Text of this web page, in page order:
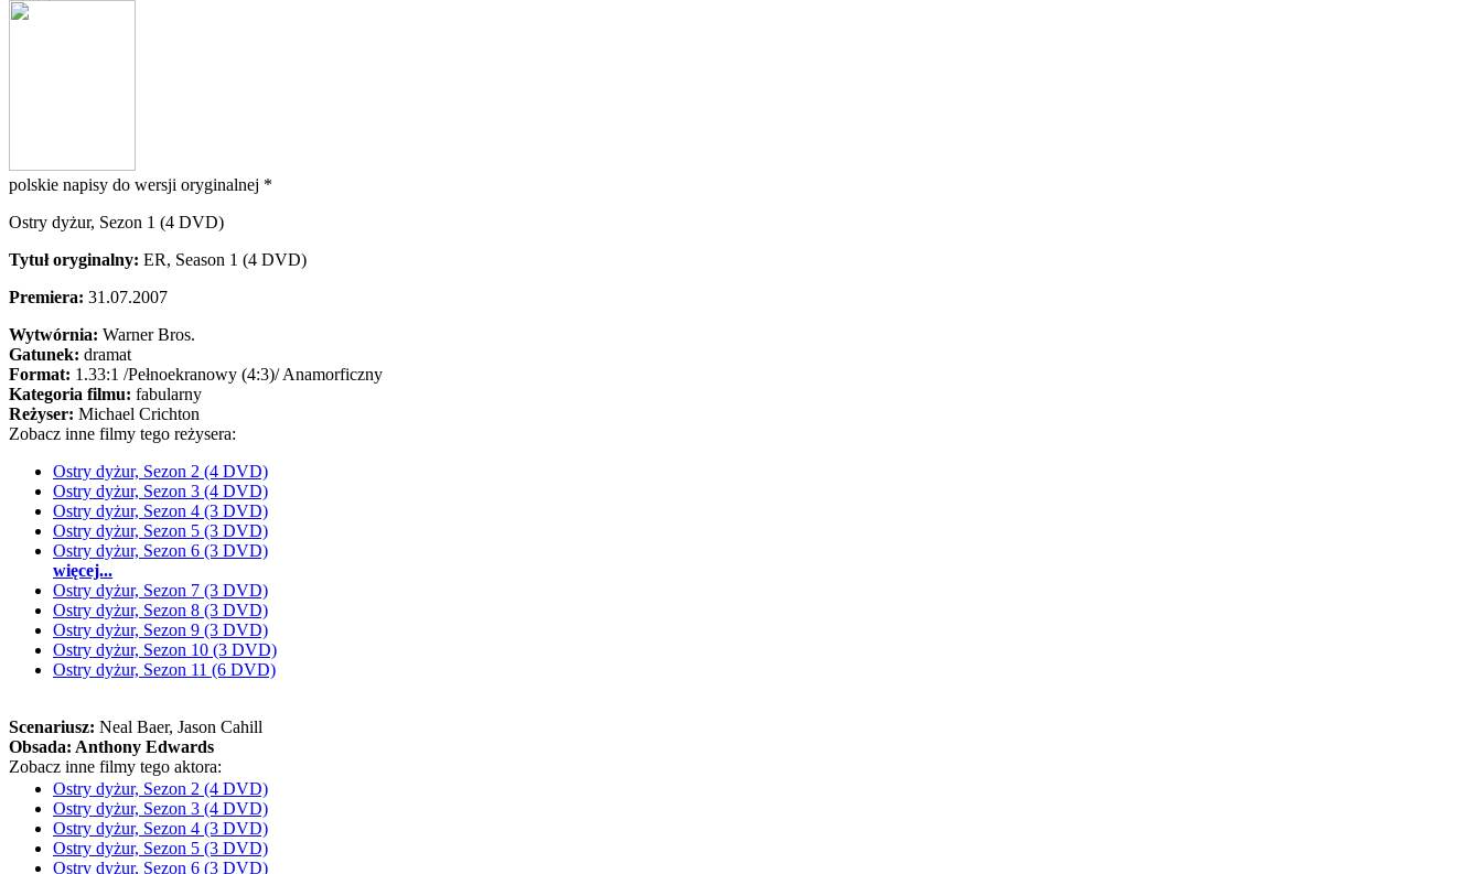
polskie napisy do wersji oryginalnej *
Ostry dyżur, Sezon 1 (4 DVD)
Tytuł oryginalny: ER, Season 1 (4 DVD)
Premiera: 31.07.2007
Wytwórnia: Warner Bros.
Gatunek: dramat
Format: 1.33:1 /Pełnoekranowy (4:3)/Anamorficzny
Kategoria filmu: fabularny
Reżyser: Michael Crichton
Zobacz inne filmy tego reżysera:
Ostry dyżur, Sezon 2 (4 DVD)
Ostry dyżur, Sezon 3 (4 DVD)
Ostry dyżur, Sezon 4 (3 DVD)
Ostry dyżur, Sezon 5 (3 DVD)
Ostry dyżur, Sezon 6 (3 DVD)
więcej...
Ostry dyżur, Sezon 7 (3 DVD)
Ostry dyżur, Sezon 8 (3 DVD)
Ostry dyżur, Sezon 9 (3 DVD)
Ostry dyżur, Sezon 10 (3 DVD)
Ostry dyżur, Sezon 11 (6 DVD)
Scenariusz: Neal Baer, Jason Cahill
Obsada: Anthony Edwards
Zobacz inne filmy tego aktora:
Ostry dyżur, Sezon 2 (4 DVD)
Ostry dyżur, Sezon 3 (4 DVD)
Ostry dyżur, Sezon 4 (3 DVD)
Ostry dyżur, Sezon 5 (3 DVD)
Ostry dyżur, Sezon 6 (3 DVD)